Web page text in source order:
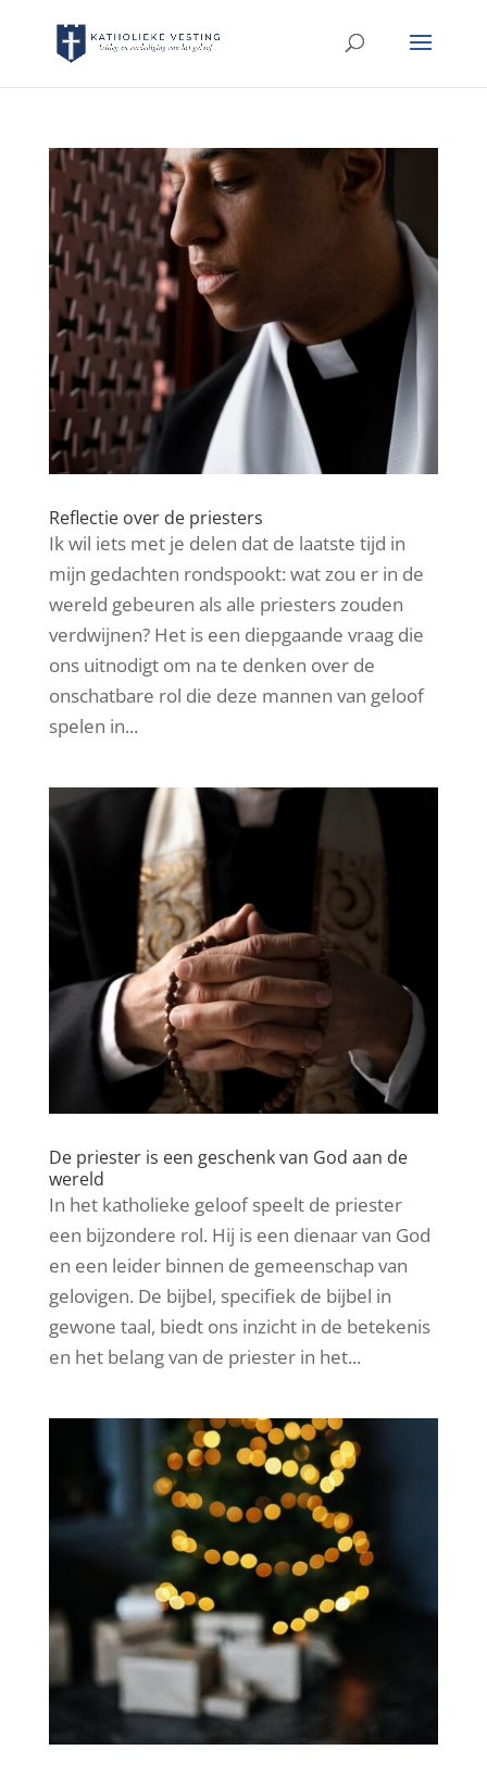
Reflectie over de priesters
Ik wil iets met je delen dat de laatste tijd in
mijn gedachten rondspookt: wat zou er in de
wereld gebeuren als alle priesters zouden
verdwijnen? Het is een diepgaande vraag die
ons uitnodigt om na te denken over de
onschatbare rol die deze mannen van geloof
spelen in...
De priester is een geschenk van God aan de
wereld
In het katholieke geloof speelt de priester
een bijzondere rol. Hij is een dienaar van God
en een leider binnen de gemeenschap van
gelovigen. De bijbel, specifiek de bijbel in
gewone taal, biedt ons inzicht in de betekenis
en het belang van de priester in het...